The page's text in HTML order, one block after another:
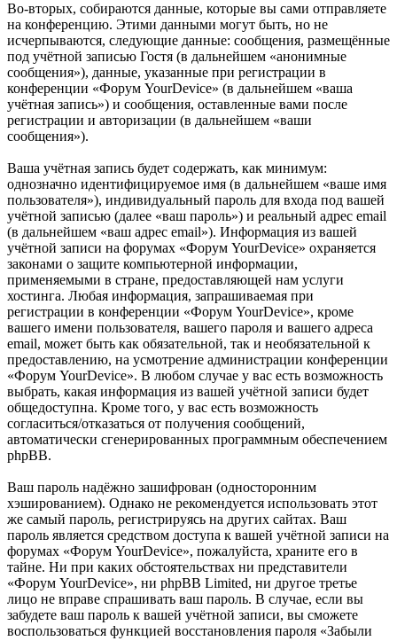
Во-вторых, собираются данные, которые вы сами отправляете
на конференцию. Этими данными могут быть, но не
исчерпываются, следующие данные: сообщения, размещённые
под учётной записью Гостя (в дальнейшем «анонимные
сообщения»), данные, указанные при регистрации в
конференции «Форум YourDevice» (в дальнейшем «ваша
учётная запись») и сообщения, оставленные вами после
регистрации и авторизации (в дальнейшем «ваши
сообщения»).
Ваша учётная запись будет содержать, как минимум:
однозначно идентифицируемое имя (в дальнейшем «ваше имя
пользователя»), индивидуальный пароль для входа под вашей
учётной записью (далее «ваш пароль») и реальный адрес email
(в дальнейшем «ваш адрес email»). Информация из вашей
учётной записи на форумах «Форум YourDevice» охраняется
законами о защите компьютерной информации,
применяемыми в стране, предоставляющей нам услуги
хостинга. Любая информация, запрашиваемая при
регистрации в конференции «Форум YourDevice», кроме
вашего имени пользователя, вашего пароля и вашего адреса
email, может быть как обязательной, так и необязательной к
предоставлению, на усмотрение администрации конференции
«Форум YourDevice». В любом случае у вас есть возможность
выбрать, какая информация из вашей учётной записи будет
общедоступна. Кроме того, у вас есть возможность
согласиться/отказаться от получения сообщений,
автоматически сгенерированных программным обеспечением
phpBB.
Ваш пароль надёжно зашифрован (односторонним
хэшированием). Однако не рекомендуется использовать этот
же самый пароль, регистрируясь на других сайтах. Ваш
пароль является средством доступа к вашей учётной записи на
форумах «Форум YourDevice», пожалуйста, храните его в
тайне. Ни при каких обстоятельствах ни представители
«Форум YourDevice», ни phpBB Limited, ни другое третье
лицо не вправе спрашивать ваш пароль. В случае, если вы
забудете ваш пароль к вашей учётной записи, вы сможете
воспользоваться функцией восстановления пароля «Забыли